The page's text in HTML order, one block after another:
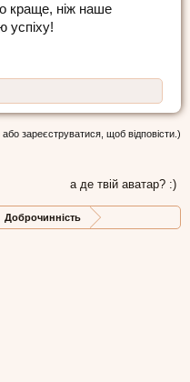
краще, ніж наше
успіху!
або зареєструватися, щоб відповісти.)
а де твій аватар? :)
Доброчинність